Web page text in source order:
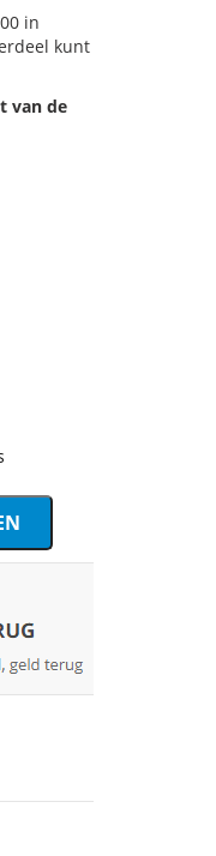
in
kunt
van de